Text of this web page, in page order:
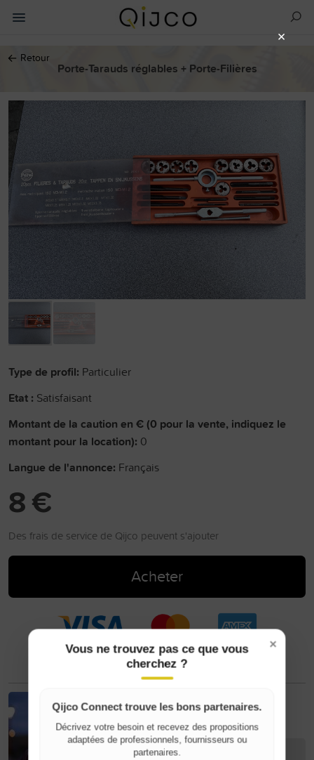
← Retour
Porte-Tarauds réglables + Porte-Filières
Type de profil: Particulier
Etat : Satisfaisant
Montant de la caution en € (0 pour la vente, indiquez le
montant pour la location): 0
Langue de l'annonce: Français
8 €
Des frais de service de Qijco peuvent s'ajouter
Acheter
Luc R
Contacter
Where do you live?
×
×
Vous ne trouvez pas ce que vous
cherchez ?
Qijco Connect trouve les bons partenaires.
Décrivez votre besoin et recevez des propositions
adaptées de professionnels, fournisseurs ou
partenaires.